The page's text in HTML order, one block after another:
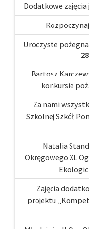
Dodatkowe
Uroczyste
Bartosz
konkursie
Za nami
Szkolnej Szkół
Natalia
Okręgowego XL
Zajęcia
projektu